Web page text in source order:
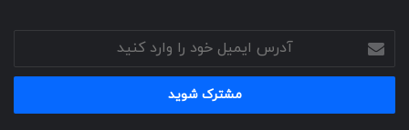
آدرس
ایمیل
خود
وارد